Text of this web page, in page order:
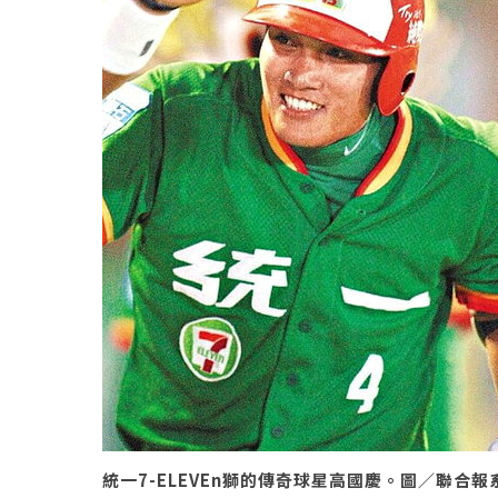
統一7-ELEVEn獅的傳奇球星高國慶。圖／聯合報